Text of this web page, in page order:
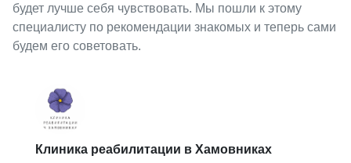
будет лучше себя чувствовать. Мы пошли к этому
специалисту по рекомендации знакомых и теперь сами
будем его советовать.
Клиника реабилитации в Хамовниках